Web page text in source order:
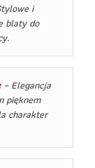
i
blaty do
– Elegancja
pięknem
charakter